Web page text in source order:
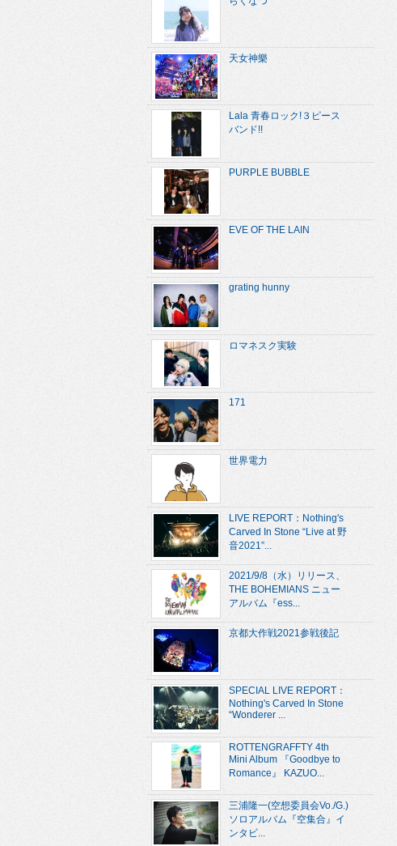
天女神樂
Lala 青春ロック!３ピース
バンド!!
PURPLE BUBBLE
EVE OF THE LAIN
grating hunny
ロマネスク実験
171
世界電力
LIVE REPORT：Nothing's
Carved In Stone “Live at 野
音2021”...
2021/9/8（水）リリース、
THE BOHEMIANS ニュー
アルバム『ess...
京都大作戦2021参戦後記
SPECIAL LIVE REPORT：
Nothing's Carved In Stone
“Wonderer ...
ROTTENGRAFFTY 4th
Mini Album 『Goodbye to
Romance』 KAZUO...
三浦隆一(空想委員会Vo./G.)
ソロアルバム『空集合』イ
ンタビ...